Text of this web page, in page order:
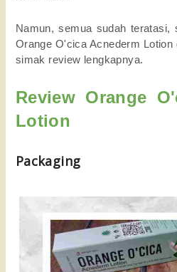
Namun, semua sudah teratasi,
Orange O'cica Acnederm Lotion
simak review lengkapnya.
Review Orange
Lotion
Packaging